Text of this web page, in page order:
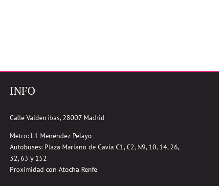
INFO
Calle Valderribas, 28007 Madrid
Metro: L1 Menéndez Pelayo
Autobuses: Plaza Mariano de Cavia C1, C2, N9, 10, 14, 26,
32, 63 y 152
Proximidad con Atocha Renfe